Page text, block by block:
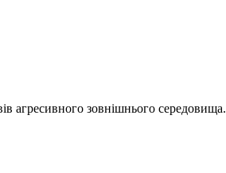
агресивного зовнішнього середовища.